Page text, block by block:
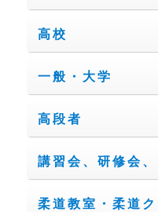
高校
一般・大学
高段者
講習会、研修会
柔道教室・柔道